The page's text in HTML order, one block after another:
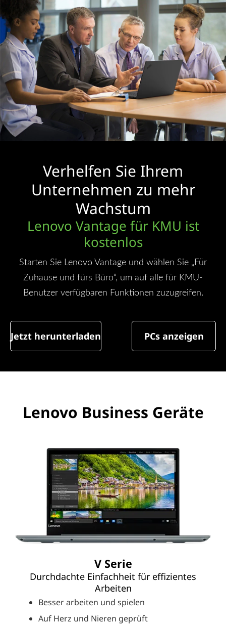
Verhelfen Sie Ihrem
Unternehmen zu mehr
Wachstum
Lenovo Vantage für KMU ist
kostenlos
Starten Sie Lenovo Vantage und wählen Sie „Für
Zuhause und fürs Büro“, um auf alle für KMU-
Benutzer verfügbaren Funktionen zuzugreifen.
Jetzt herunterladen PCs anzeigen
Lenovo Business Geräte
V Serie
Durchdachte Einfachheit für effizientes
Arbeiten
Besser arbeiten und spielen
Auf Herz und Nieren geprüft